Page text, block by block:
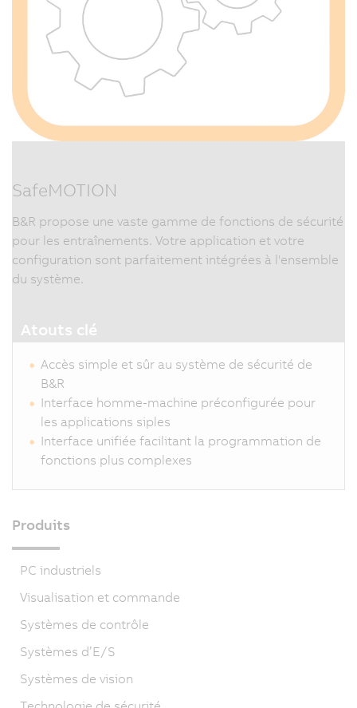
SafeMOTION
B&R propose une vaste gamme de fonctions de sécurité
pour les entraînements. Votre application et votre
configuration sont parfaitement intégrées à l'ensemble
du système.
Atouts clé
Accès simple et sûr au système de sécurité de
B&R
Interface homme-machine préconfigurée pour
les applications siples
Interface unifiée facilitant la programmation de
fonctions plus complexes
Produits
PC industriels
Visualisation et commande
Systèmes de contrôle
Systèmes d’E/S
Systèmes de vision